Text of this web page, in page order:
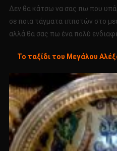
Δεν θα κάτσω να σας πω που
σε ποια τάγματα ιπποτών στο
αλλά θα σας πω ένα πολύ
Το ταξίδι του Μεγάλου